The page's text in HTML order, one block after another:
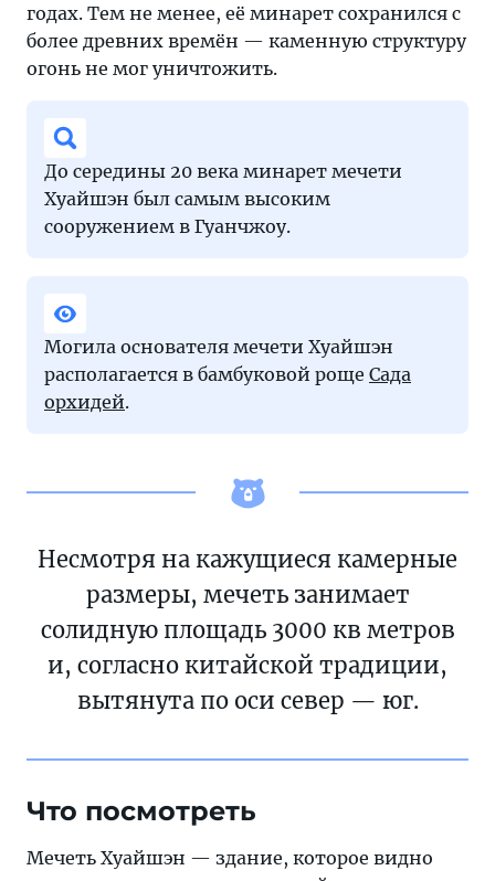
годах. Тем не менее, её минарет сохранился с
более древних времён — каменную структуру
огонь не мог уничтожить.
До середины 20 века минарет мечети
Хуайшэн был самым высоким
сооружением в Гуанчжоу.
Могила основателя мечети Хуайшэн
располагается в бамбуковой роще Сада
орхидей.
Несмотря на кажущиеся камерные
размеры, мечеть занимает
солидную площадь 3000 кв метров
и, согласно китайской традиции,
вытянута по оси север — юг.
Что посмотреть
Мечеть Хуайшэн — здание, которое видно